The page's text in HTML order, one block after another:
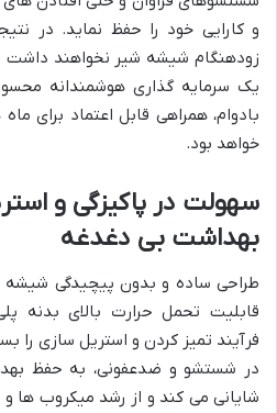
و کارایی خود را حفظ نماید. در
زودهنگام شیشه شیر نخواهند داشت
یک سرمایه گذاری هوشمندانه
بادوام، همراهی قابل اعتماد برای
خواهد بود.
سهولت در پاکیزگی و
بهداشت بی دغدغه
طراحی ساده و بدون پیچیدگی شیشه
قابلیت تحمل حرارت بالای بدنه
فرآیند تمیز کردن و استریل سازی را
در شستشو و ضدعفونی، به حفظ
شایانی می کند و از رشد میکروب ها و